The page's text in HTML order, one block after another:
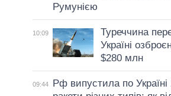
Румунією
10:09
Туреччина
Україні
$280 млн
09:44
Рф випустила по